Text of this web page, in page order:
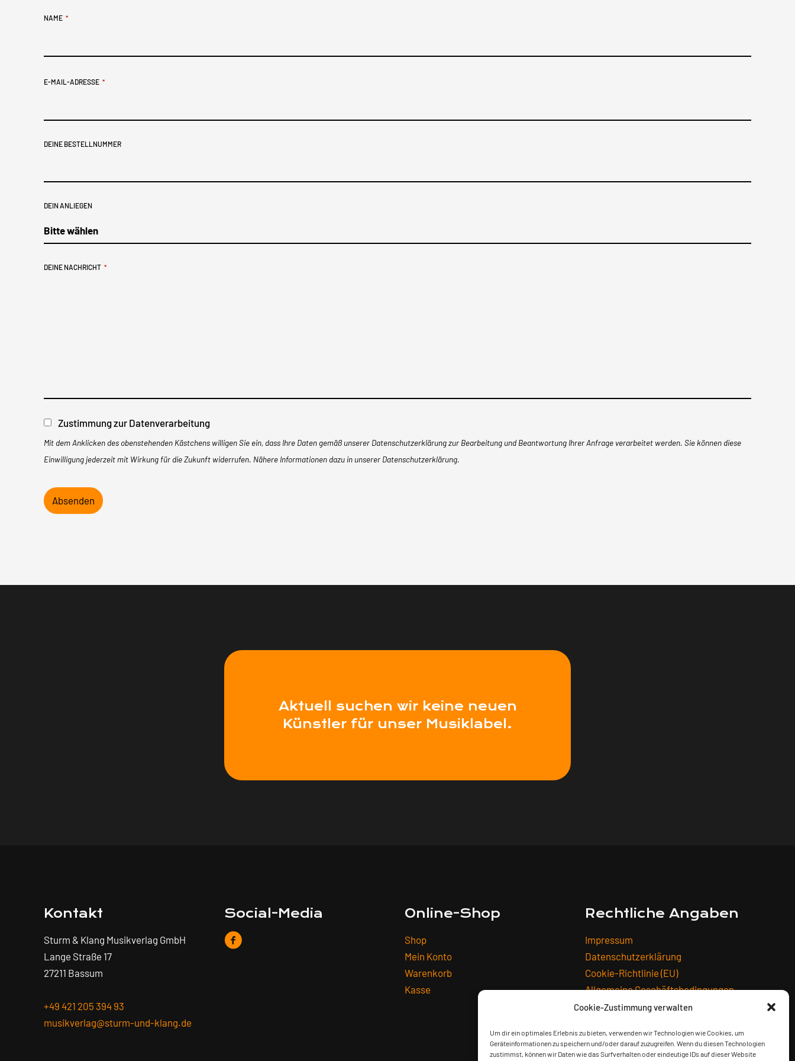
Cookie-Zustimmung verwalten
Um dir ein optimales Erlebnis zu bieten, verwenden wir Technologien wie Cookies, um
Geräteinformationen zu speichern und/oder darauf zuzugreifen. Wenn du diesen Technologien
zustimmst, können wir Daten wie das Surfverhalten oder eindeutige IDs auf dieser Website
NAME *
E-MAIL-ADRESSE *
E
L
D
DEINE BESTELLNUMMER
DEIN ANLIEGEN
DEINE NACHRICHT *
Zustimmung zur Datenverarbeitung
Mit dem Anklicken des obenstehenden Kästchens willigen Sie ein, dass Ihre Daten gemäß unserer Datenschutzerklärung zur Bearbeitung und Beantwortung Ihrer Anfrage verarbeitet werden. Sie können diese
Einwilligung jederzeit mit Wirkung für die Zukunft widerrufen. Nähere Informationen dazu in unserer Datenschutzerklärung.
Absenden
Aktuell suchen wir keine neuen
Künstler für unser Musiklabel.
Kontakt
Sturm & Klang Musikverlag GmbH
Lange Straße 17
27211 Bassum
+49 421 205 394 93
musikverlag@sturm-und-klang.de
Social-Media Online-Shop
Shop
Mein Konto
Warenkorb
Kasse
Rechtliche Angaben
Impressum
Datenschutzerklärung
Cookie-Richtlinie (EU)
Allgemeine Geschäftsbedingungen
Widerrufsbelehrung
Zahlungsarten